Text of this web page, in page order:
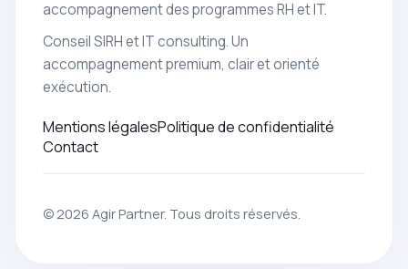
accompagnement des programmes RH et IT.
Conseil SIRH et IT consulting. Un
accompagnement premium, clair et orienté
exécution.
Mentions légalesPolitique de confidentialité
Contact
© 2026 Agir Partner. Tous droits réservés.